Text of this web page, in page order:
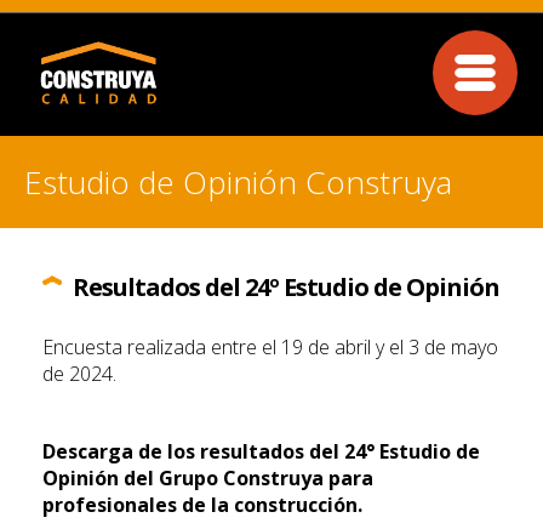
Estudio de Opinión Construya
Resultados del 24º Estudio de Opinión
Encuesta realizada entre el 19 de abril y el 3 de mayo
de 2024.
Descarga de los resultados del 24° Estudio de
Opinión del Grupo Construya para
profesionales de la construcción.